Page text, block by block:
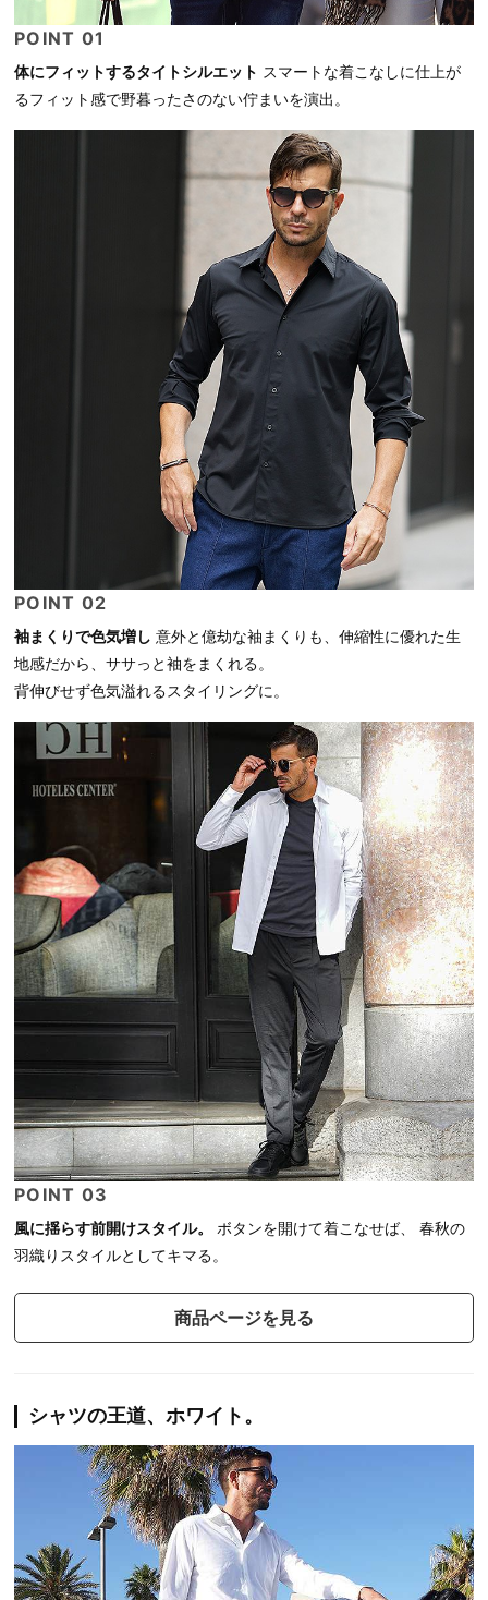
POINT 01
体にフィットするタイトシルエット スマートな着こなしに仕上が
るフィット感で野暮ったさのない佇まいを演出。
POINT 02
袖まくりで色気増し 意外と億劫な袖まくりも、伸縮性に優れた生
地感だから、ササっと袖をまくれる。
背伸びせず色気溢れるスタイリングに。
POINT 03
風に揺らす前開けスタイル。
ボタンを開けて着こなせば、 春秋の
羽織りスタイルとしてキマる。
商品ページを見る
シャツの王道、ホワイト。